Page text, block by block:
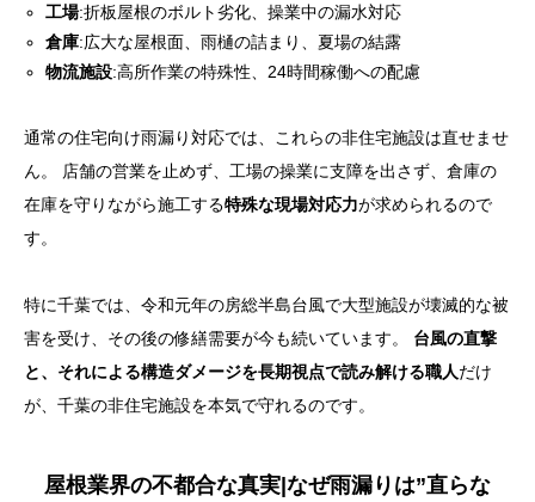
工場:折板屋根のボルト劣化、操業中の漏水対応
倉庫:広大な屋根面、雨樋の詰まり、夏場の結露
物流施設:高所作業の特殊性、24時間稼働への配慮
通常の住宅向け雨漏り対応では、これらの非住宅施設は直せませ
ん。 店舗の営業を止めず、工場の操業に支障を出さず、倉庫の
在庫を守りながら施工する特殊な現場対応力が求められるので
す。
特に千葉では、令和元年の房総半島台風で大型施設が壊滅的な被
害を受け、その後の修繕需要が今も続いています。 台風の直撃
と、それによる構造ダメージを長期視点で読み解ける職人だけ
が、千葉の非住宅施設を本気で守れるのです。
屋根業界の不都合な真実|なぜ雨漏りは”直らな